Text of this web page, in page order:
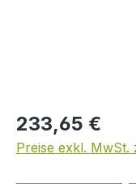
Regulärer Preis:
233,65 €
Preise exkl. MwSt.